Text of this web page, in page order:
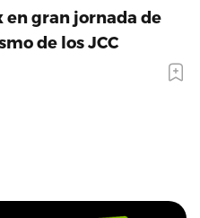
en gran jornada de
de los JCC